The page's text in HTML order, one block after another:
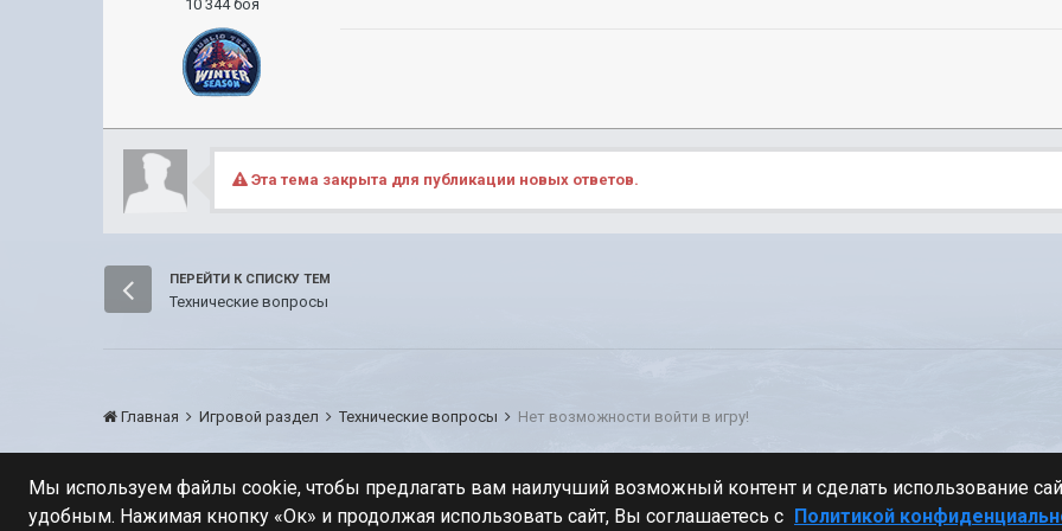
10 344 боя
Эта тема закрыта для публикации новых ответов.
ПЕРЕЙТИ К СПИСКУ ТЕМ
Технические вопросы
Главная Игровой раздел Технические вопросы Нет возможности войти в игру!
Мы используем файлы cookie, чтобы предлагать вам наилучший возможный контент и сделать использование
удобным. Нажимая кнопку «Ок» и продолжая использовать сайт, Вы соглашаетесь с Политикой